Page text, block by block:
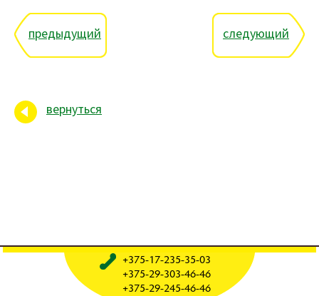
предыдущий следующий
вернуться
+375-17-235-35-03
+375-29-303-46-46
+375-29-245-46-46